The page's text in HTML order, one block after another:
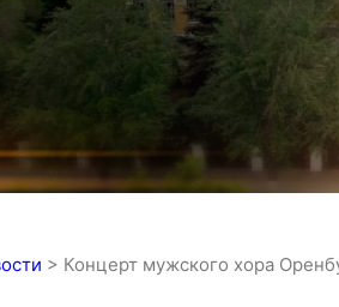
> Концерт мужского хора